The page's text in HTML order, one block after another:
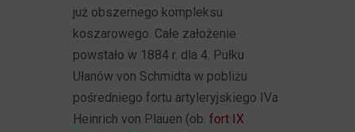
już obszernego kompleksu
koszarowego. Całe założenie
powstało w 1884 r. dla 4. Pułku
Ułanów von Schmidta w pobliżu
pośredniego fortu artyleryjskiego IVa
Heinrich von Plauen (ob. fort IX